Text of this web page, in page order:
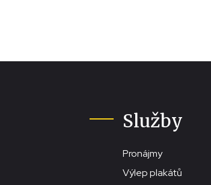
Služby
Pronájmy
Výlep plakátů